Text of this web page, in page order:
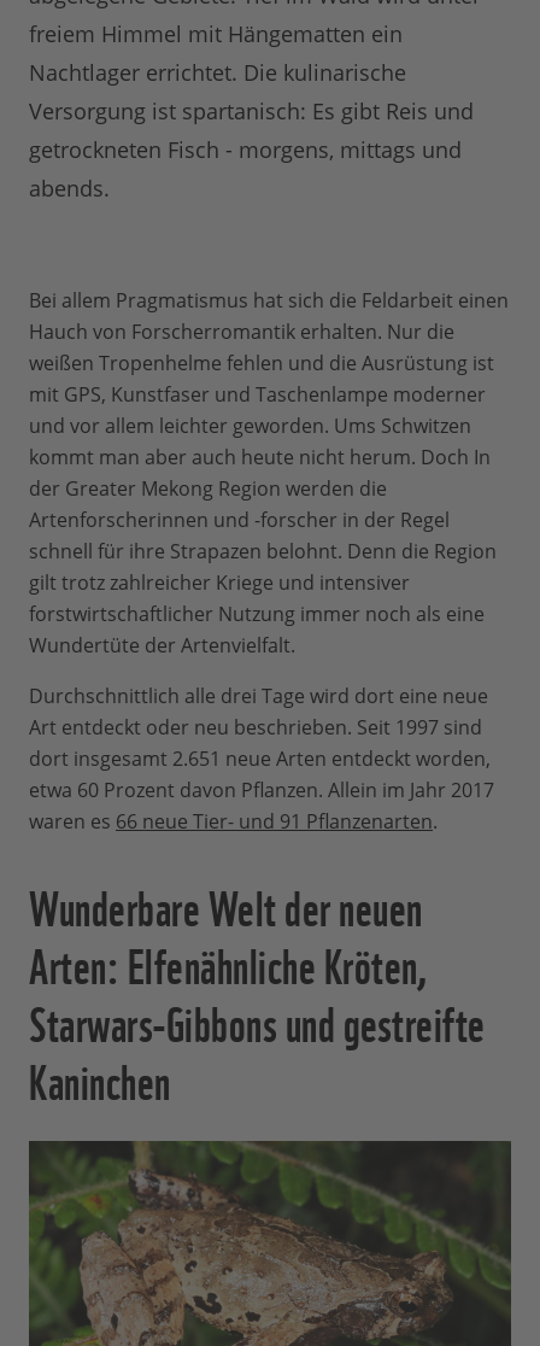
freiem Himmel mit Hängematten ein
Nachtlager errichtet. Die kulinarische
Versorgung ist spartanisch: Es gibt Reis und
getrockneten Fisch - morgens, mittags und
abends.
Bei allem Pragmatismus hat sich die Feldarbeit einen
Hauch von Forscherromantik erhalten. Nur die
weißen Tropenhelme fehlen und die Ausrüstung ist
mit GPS, Kunstfaser und Taschenlampe moderner
und vor allem leichter geworden. Ums Schwitzen
kommt man aber auch heute nicht herum. Doch In
der Greater Mekong Region werden die
Artenforscherinnen und -forscher in der Regel
schnell für ihre Strapazen belohnt. Denn die Region
gilt trotz zahlreicher Kriege und intensiver
forstwirtschaftlicher Nutzung immer noch als eine
Wundertüte der Artenvielfalt.
Durchschnittlich alle drei Tage wird dort eine neue
Art entdeckt oder neu beschrieben. Seit 1997 sind
dort insgesamt 2.651 neue Arten entdeckt worden,
etwa 60 Prozent davon Pflanzen. Allein im Jahr 2017
waren es 66 neue Tier- und 91 Pflanzenarten.
Wunderbare Welt der neuen
Arten: Elfenähnliche Kröten,
Starwars-Gibbons und gestreifte
Kaninchen